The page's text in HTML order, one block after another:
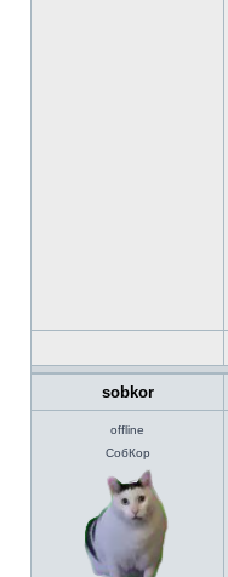
sobkor
offline
СобКор